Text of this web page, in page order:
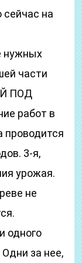
сейчас на
нужных
части
ПОД
работ в
проводится
3-я,
урожая.
не
одного
за нее,